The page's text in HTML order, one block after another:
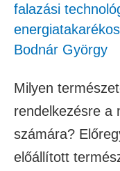
falazási
Bodnár György
Milyen
rendelkezésre a
számára?
előállított